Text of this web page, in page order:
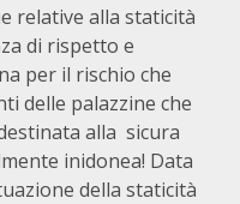
relative alla staticità
di rispetto e
per il rischio che
delle palazzine che
alla sicura
inidonea! Data
della staticità